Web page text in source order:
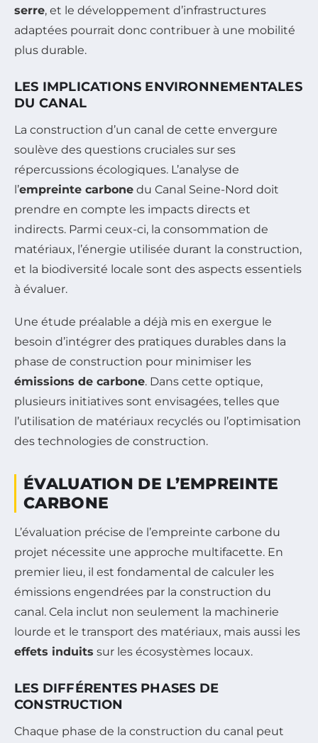
serre, et le développement d’infrastructures
adaptées pourrait donc contribuer à une mobilité
plus durable.
LES IMPLICATIONS ENVIRONNEMENTALES
DU CANAL
La construction d’un canal de cette envergure
soulève des questions cruciales sur ses
répercussions écologiques. L’analyse de
l’empreinte carbone du Canal Seine-Nord doit
prendre en compte les impacts directs et
indirects. Parmi ceux-ci, la consommation de
matériaux, l’énergie utilisée durant la construction,
et la biodiversité locale sont des aspects essentiels
à évaluer.
Une étude préalable a déjà mis en exergue le
besoin d’intégrer des pratiques durables dans la
phase de construction pour minimiser les
émissions de carbone. Dans cette optique,
plusieurs initiatives sont envisagées, telles que
l’utilisation de matériaux recyclés ou l’optimisation
des technologies de construction.
ÉVALUATION DE L’EMPREINTE
CARBONE
L’évaluation précise de l’empreinte carbone du
projet nécessite une approche multifacette. En
premier lieu, il est fondamental de calculer les
émissions engendrées par la construction du
canal. Cela inclut non seulement la machinerie
lourde et le transport des matériaux, mais aussi les
effets induits sur les écosystèmes locaux.
LES DIFFÉRENTES PHASES DE
CONSTRUCTION
Chaque phase de la construction du canal peut